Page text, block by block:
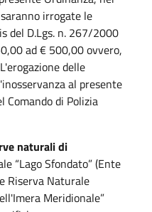
irrogate le
del D.Lgs. n. 267/2000
ad € 500,00 ovvero,
delle
al presente
Comando di Polizia
naturali di
“Lago Sfondato” (Ente
Riserva Naturale
Meridionale”